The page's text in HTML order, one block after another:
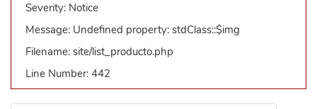
Severity: Notice
Message: Undefined property: stdClass::$img
Filename: site/list_producto.php
Line Number: 442